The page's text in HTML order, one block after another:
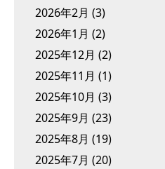
2026年2月 (3)
2026年1月 (2)
2025年12月 (2)
2025年11月 (1)
2025年10月 (3)
2025年9月 (23)
2025年8月 (19)
2025年7月 (20)